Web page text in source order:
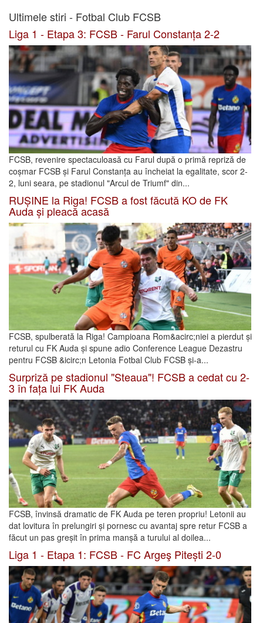
Ultimele stiri - Fotbal Club FCSB
Liga 1 - Etapa 3: FCSB - Farul Constanța 2-2
FCSB, revenire spectaculoasă cu Farul după o primă repriză de
coșmar FCSB și Farul Constanța au încheiat la egalitate, scor 2-
2, luni seara, pe stadionul "Arcul de Triumf" din...
RUȘINE la Riga! FCSB a fost făcută KO de FK
Auda și pleacă acasă
FCSB, spulberată la Riga! Campioana Rom&acirc;niei a pierdut și
returul cu FK Auda și spune adio Conference League Dezastru
pentru FCSB &icirc;n Letonia Fotbal Club FCSB și-a...
Surpriză pe stadionul "Steaua"! FCSB a cedat cu 2-
3 în fața lui FK Auda
FCSB, învinsă dramatic de FK Auda pe teren propriu! Letonii au
dat lovitura în prelungiri și pornesc cu avantaj spre retur FCSB a
făcut un pas greșit în prima manșă a turului al doilea...
Liga 1 - Etapa 1: FCSB - FC Argeş Pitești 2-0